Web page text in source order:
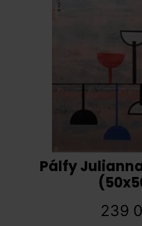
Pálfy
239